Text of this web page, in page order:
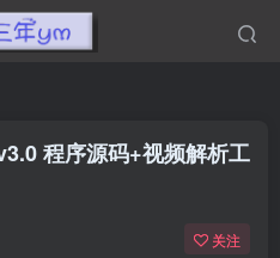
程序源码+视频解析工
关注